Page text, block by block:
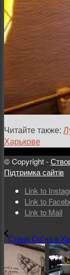
Читайте также:
Харькове
© Copyright -
Підтримка сайтів
Link to
Link to
Link to Mail
Стена Ср*ча в